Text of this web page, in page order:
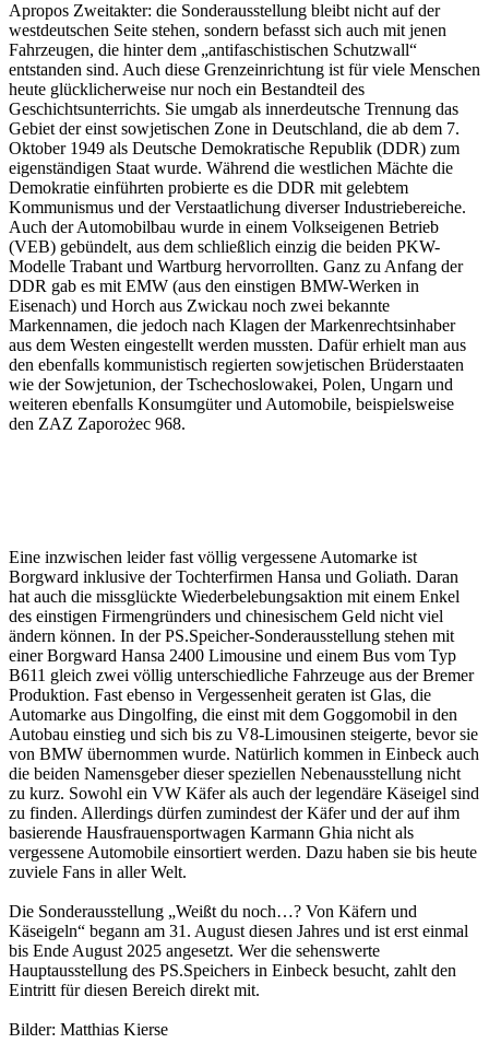
Apropos Zweitakter: die Sonderausstellung bleibt nicht auf der
westdeutschen Seite stehen, sondern befasst sich auch mit jenen
Fahrzeugen, die hinter dem „antifaschistischen Schutzwall“
entstanden sind. Auch diese Grenzeinrichtung ist für viele Menschen
heute glücklicherweise nur noch ein Bestandteil des
Geschichtsunterrichts. Sie umgab als innerdeutsche Trennung das
Gebiet der einst sowjetischen Zone in Deutschland, die ab dem 7.
Oktober 1949 als Deutsche Demokratische Republik (DDR) zum
eigenständigen Staat wurde. Während die westlichen Mächte die
Demokratie einführten probierte es die DDR mit gelebtem
Kommunismus und der Verstaatlichung diverser Industriebereiche.
Auch der Automobilbau wurde in einem Volkseigenen Betrieb
(VEB) gebündelt, aus dem schließlich einzig die beiden PKW-
Modelle Trabant und Wartburg hervorrollten. Ganz zu Anfang der
DDR gab es mit EMW (aus den einstigen BMW-Werken in
Eisenach) und Horch aus Zwickau noch zwei bekannte
Markennamen, die jedoch nach Klagen der Markenrechtsinhaber
aus dem Westen eingestellt werden mussten. Dafür erhielt man aus
den ebenfalls kommunistisch regierten sowjetischen Brüderstaaten
wie der Sowjetunion, der Tschechoslowakei, Polen, Ungarn und
weiteren ebenfalls Konsumgüter und Automobile, beispielsweise
den ZAZ Zaporożec 968.
Eine inzwischen leider fast völlig vergessene Automarke ist
Borgward inklusive der Tochterfirmen Hansa und Goliath. Daran
hat auch die missglückte Wiederbelebungsaktion mit einem Enkel
des einstigen Firmengründers und chinesischem Geld nicht viel
ändern können. In der PS.Speicher-Sonderausstellung stehen mit
einer Borgward Hansa 2400 Limousine und einem Bus vom Typ
B611 gleich zwei völlig unterschiedliche Fahrzeuge aus der Bremer
Produktion. Fast ebenso in Vergessenheit geraten ist Glas, die
Automarke aus Dingolfing, die einst mit dem Goggomobil in den
Autobau einstieg und sich bis zu V8-Limousinen steigerte, bevor sie
von BMW übernommen wurde. Natürlich kommen in Einbeck auch
die beiden Namensgeber dieser speziellen Nebenausstellung nicht
zu kurz. Sowohl ein VW Käfer als auch der legendäre Käseigel sind
zu finden. Allerdings dürfen zumindest der Käfer und der auf ihm
basierende Hausfrauensportwagen Karmann Ghia nicht als
vergessene Automobile einsortiert werden. Dazu haben sie bis heute
zuviele Fans in aller Welt.
Die Sonderausstellung „Weißt du noch…? Von Käfern und
Käseigeln“ begann am 31. August diesen Jahres und ist erst einmal
bis Ende August 2025 angesetzt. Wer die sehenswerte
Hauptausstellung des PS.Speichers in Einbeck besucht, zahlt den
Eintritt für diesen Bereich direkt mit.
Bilder: Matthias Kierse